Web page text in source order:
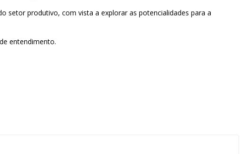
setor produtivo, com vista a explorar as potencialidades para a
entendimento.